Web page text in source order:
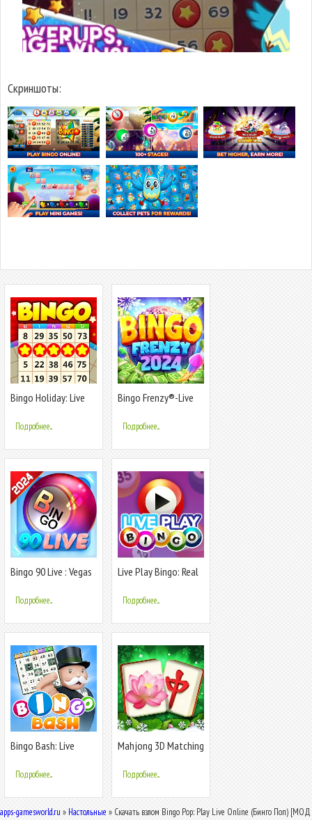
Скриншоты:
Bingo Holiday: Live
Подробнее...
Bingo Frenzy®-Live
Подробнее...
Bingo 90 Live : Vegas
Подробнее...
Live Play Bingo: Real
Подробнее...
Bingo Bash: Live
Подробнее...
Mahjong 3D Matching
Подробнее...
apps-gamesworld.ru » Настольные » Скачать взлом Bingo Pop: Play Live Online (Бинго Поп) [МОД